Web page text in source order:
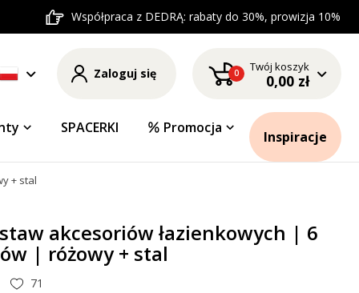
Współpraca z DEDRĄ: rabaty do 30%, prowizja 10%
Zaloguj się 0 Twój koszyk
0,00 zł
SPACERKI Promocja
Inspiracje
+ stal
akcesoriów łazienkowych | 6
| różowy + stal
71